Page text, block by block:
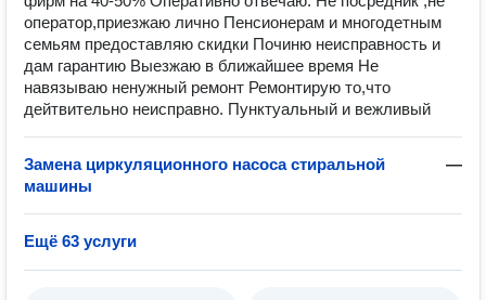
оператор,приезжаю лично Пенсионерам и многодетным
семьям предоставляю скидки Починю неисправность и
дам гарантию Выезжаю в ближайшее время Не
навязываю ненужный ремонт Ремонтирую то,что
дейтвительно неисправно. Пунктуальный и вежливый
Замена циркуляционного насоса стиральной
машины
—
Ещё 63 услуги